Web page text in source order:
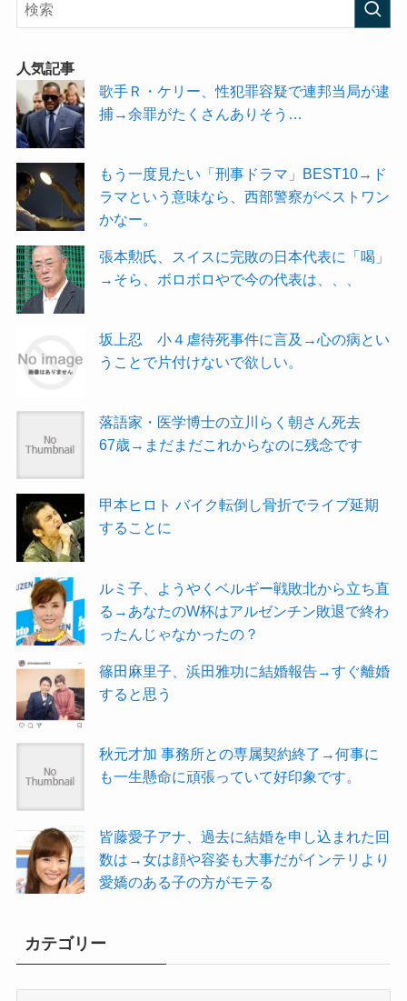
人気記事
歌手Ｒ・ケリー、性犯罪容疑で連邦当局が逮
捕→余罪がたくさんありそう…
もう一度見たい「刑事ドラマ」BEST10→ド
ラマという意味なら、西部警察がベストワン
かなー。
張本勲氏、スイスに完敗の日本代表に「喝」
→そら、ボロボロやで今の代表は、、、
坂上忍 小４虐待死事件に言及→心の病とい
うことで片付けないで欲しい。
落語家・医学博士の立川らく朝さん死去
67歳→まだまだこれからなのに残念です
甲本ヒロト バイク転倒し骨折でライブ延期
することに
ルミ子、ようやくベルギー戦敗北から立ち直
る→あなたのW杯はアルゼンチン敗退で終わ
ったんじゃなかったの？
篠田麻里子、浜田雅功に結婚報告→すぐ離婚
すると思う
秋元才加 事務所との専属契約終了→何事に
も一生懸命に頑張っていて好印象です。
皆藤愛子アナ、過去に結婚を申し込まれた回
数は→女は顔や容姿も大事だがインテリより
愛嬌のある子の方がモテる
カテゴリー